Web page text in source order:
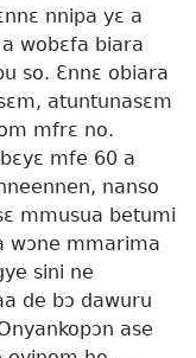
nnipa yɛ a
wobɛfa biara
so. Ɛnnɛ obiara
atuntunasɛm
mfrɛ no.
mfe 60 a
nanso
mmusua betumi
wɔne mmarima
sini ne
de bɔ dawuru
ase